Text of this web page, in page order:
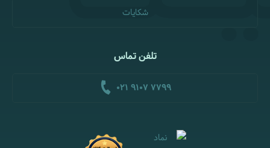
شکایات
تلفن تماس
021 9107 7799